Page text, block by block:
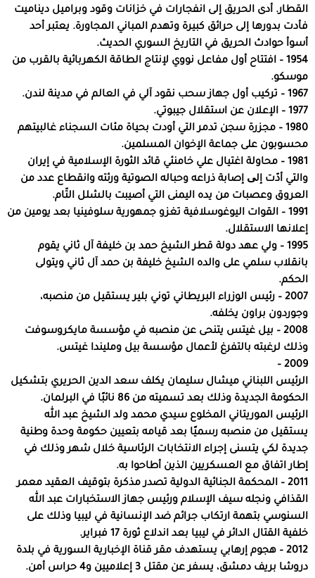
القطار. أدى الحريق إلى انفجارات في خزانات وقود وبراميل ديناميت
فأدت بدورها إلى حرائق كبيرة وتهدم المباني المجاورة. يعتبر أحد
أسوأ حوادث الحريق في التاريخ السوري الحديث.
1954 – افتتاح أول مفاعل نووي لإنتاج الطاقة الكهربائية بالقرب من
موسكو.
1967 – تركيب أول جهاز سحب نقود آلي في العالم في مدينة لندن.
1977 – الإعلان عن استقلال جيبوتي.
1980 – مجزرة سجن تدمر التي أودت بحياة مئات السجناء غالبيتهم
محسوبون على جماعة الإخوان المسلمين.
1981 – محاولة اغتيال علي خامنئي قائد الثورة الإسلامية في إيران
والتي أدّت إلی إصابة ذراعه وحباله الصوتية ورئته وانقطاع عدد من
العروق وعصبات من يده اليمنى التي أصيبت بالشلل التّام.
1991 – القوات اليوغوسلافية تغزو جمهورية سلوفينيا بعد يومين من
إعلانها الاستقلال.
1995 – ولي عهد دولة قطر الشيخ حمد بن خليفة آل ثاني يقوم
بانقلاب سلمي على والده الشيخ خليفة بن حمد آل ثاني ويتولى
الحكم.
2007 – رئيس الوزراء البريطاني توني بلير يستقيل من منصبه،
وجوردون براون يخلفه.
2008 – بيل غيتس يتنحى عن منصبه في مؤسسة مايكروسوفت
وذلك لرغبته بالتفرغ لأعمال مؤسسة بيل ومليندا غيتس.
2009 –
الرئيس اللبناني ميشال سليمان يكلف سعد الدين الحريري بتشكيل
الحكومة الجديدة وذلك بعد تسميته من 86 نائبًا في البرلمان.
الرئيس الموريتاني المخلوع سيدي محمد ولد الشيخ عبد الله
يستقيل من منصبه رسميًا بعد قيامه بتعيين حكومة وحدة وطنية
جديدة لكي يتسنى إجراء الانتخابات الرئاسية خلال شهر وذلك في
إطار اتفاق مع العسكريين الذين أطاحوا به.
2011 – المحكمة الجنائية الدولية تصدر مذكرة بتوقيف العقيد معمر
القذافي ونجله سيف الإسلام ورئيس جهاز الاستخبارات عبد الله
السنوسي بتهمة ارتكاب جرائم ضد الإنسانية في ليبيا وذلك على
خلفية القتال الدائر في ليبيا بعد اندلاع ثورة 17 فبراير.
2012 – هجوم إرهابي يستهدف مقر قناة الإخبارية السورية في بلدة
دروشا بريف دمشق، يسفر عن مقتل 3 إعلاميين و4 حراس أمن.